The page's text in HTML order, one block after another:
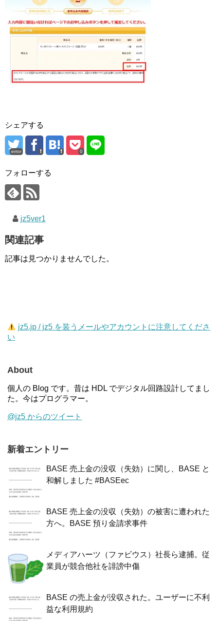
シェアする
error 0
フォローする
jz5ver1
関連記事
記事は見つかりませんでした。
jz5.jp / jz5 を装うメールやアカウントに注意してくださ
い
About
個人の Blog です。昔は HDL でデジタル回路設計してまし
た。今はプログラマー。
@jz5 からのツイート
新着エントリー
BASE 売上金の没収（失効）に関し、BASE と
和解しました #BASEec
BASE 売上金の没収（失効）の被害に遭われた
方へ。BASE 預り金請求事件
メディアハーツ（ファビウス）社長ら逮捕。従
業員が競合他社を誹謗中傷
BASE の売上金が没収された。ユーザーに不利
益な利用規約